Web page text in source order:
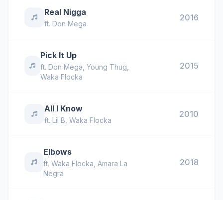
Real Nigga
ft. Don Mega
2016
Pick It Up
ft. Don Mega Young Thug
Waka Flocka
2015
All I Know
ft. Lil B Waka Flocka
2010
Elbows
ft.Waka Flocka ,Amara La
Negra
2018